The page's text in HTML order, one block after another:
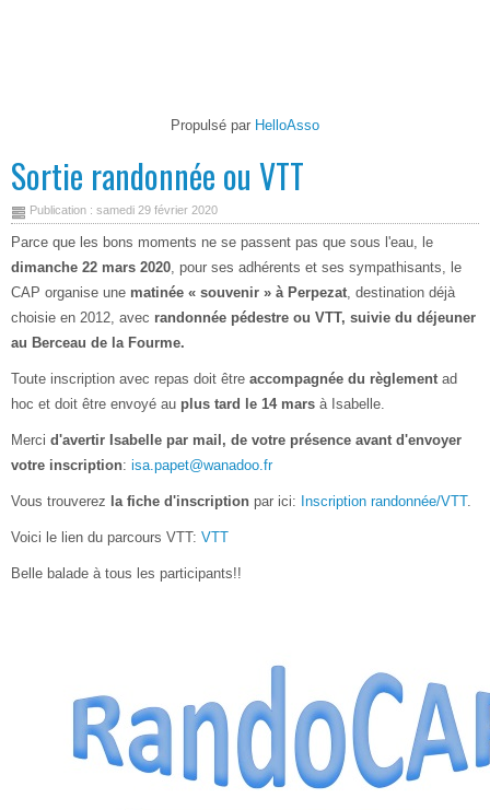
Propulsé par HelloAsso
Sortie randonnée ou VTT
Publication : samedi 29 février 2020
Parce que les bons moments ne se passent pas que sous l'eau, le
dimanche 22 mars 2020, pour ses adhérents et ses sympathisants, le
CAP organise une matinée « souvenir » à Perpezat, destination déjà
choisie en 2012, avec randonnée pédestre ou VTT, suivie du déjeuner
au Berceau de la Fourme.
Toute inscription avec repas doit être accompagnée du règlement ad
hoc et doit être envoyé au plus tard le 14 mars à Isabelle.
Merci d'avertir Isabelle par mail, de votre présence avant d'envoyer
votre inscription: isa.papet@wanadoo.fr
Vous trouverez la fiche d'inscription par ici: Inscription randonnée/VTT.
Voici le lien du parcours VTT: VTT
Belle balade à tous les participants!!